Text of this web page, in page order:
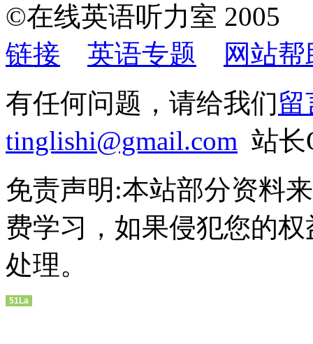
©在线英语听力室
链接
英语专题
网站帮
有任何问题，请给我们留
tinglishi@gmail.com 站长
免责声明:本站部分资料
费学习，如果侵犯您的
处理。
51La